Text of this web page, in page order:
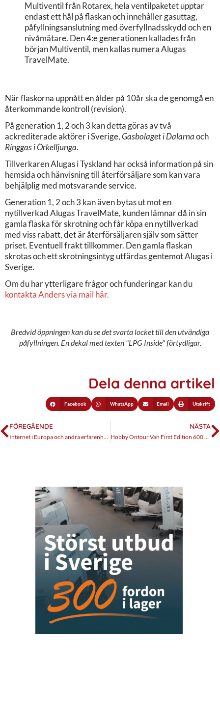
Multiventil från Rotarex, hela ventilpaketet upptar
endast ett hål på flaskan och innehåller gasuttag,
påfyllningsanslutning med överfyllnadsskydd och en
nivåmätare. Den 4:e generationen kallades från
början Multiventil, men kallas numera Alugas
TravelMate.
När flaskorna uppnått en ålder på 10år ska de genomgå en
återkommande kontroll (revision).
På generation 1, 2 och 3 kan detta göras av två
ackrediterade aktörer i Sverige,Gasbolaget i Dalarnaoch
Ringgas i Örkelljunga.
Tillverkaren Alugas i Tyskland har också information på sin
hemsida och hänvisning till återförsäljare som kan vara
behjälplig med motsvarande service.
Generation 1, 2 och 3 kan även bytas ut mot en
nytillverkad Alugas TravelMate, kunden lämnar då in sin
gamla flaska för skrotning och får köpa en nytillverkad
med viss rabatt, det är återförsäljaren själv som sätter
priset. Eventuell frakt tillkommer. Den gamla flaskan
skrotas och ett skrotningsintyg utfärdas gentemot Alugas i
Sverige.
Om du har ytterligare frågor och funderingar kan du
kontakta Anders via mail här.
Bredvid öppningen kan du se det svarta locket till den utvändiga
påfyllningen. En dekal med texten "LPG Inside" förtydligar.
Dela denna artikel
Facebook WhatsApp Email Utskrift
FÖREGÅENDE
Internet i Europa och andra erfarenheter
NÄSTA
Hobby Ontour Van First Edition 600 FT, det mesta är rätt